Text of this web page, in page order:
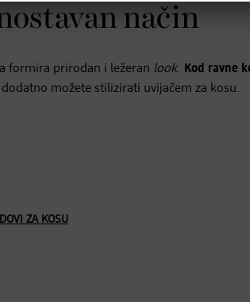
način
formira prirodan i ležeran look. Kod ravne
možete stilizirati uvijačem za kosu.
ZA KOSU